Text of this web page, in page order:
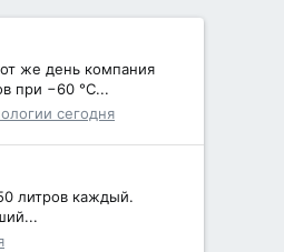
же день компания
при −60 °C...
сегодня
литров каждый.